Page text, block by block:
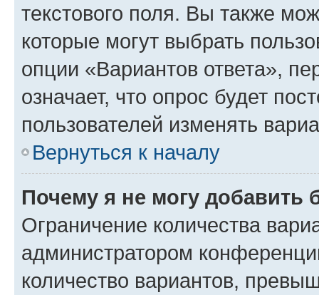
текстового поля. Вы также
которые могут выбрать
опции «Вариантов ответа»,
означает, что опрос будет
пользователей изменять
Вернуться к началу
Почему я не могу добавить
Ограничение количества
администратором
количество вариантов,